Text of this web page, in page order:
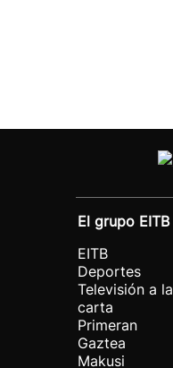
El grupo EITB
EITB
Deportes
Televisión a la
carta
Primeran
Gaztea
Makusi